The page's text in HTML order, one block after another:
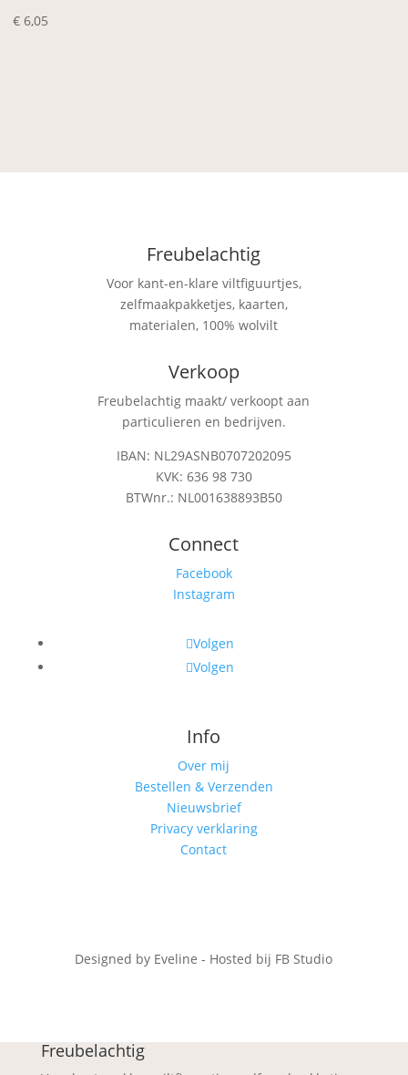
€ 6,05
Freubelachtig
Voor kant-en-klare viltfiguurtjes,
zelfmaakpakketjes, kaarten,
materialen, 100% wolvilt
Verkoop
Freubelachtig maakt/ verkoopt aan
particulieren en bedrijven.
IBAN: NL29ASNB0707202095
KVK: 636 98 730
BTWnr.: NL001638893B50
Connect
Facebook
Instagram
Volgen
Volgen
Info
Over mij
Bestellen & Verzenden
Nieuwsbrief
Privacy verklaring
Contact
Designed by Eveline - Hosted bij FB Studio
Freubelachtig